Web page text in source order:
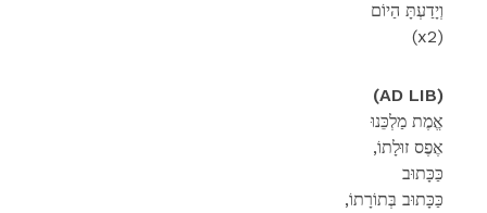
וְיָדַעְתָּ הַיוֹם
(x2)
(AD LIB)
אֱמֶת מַלְכֵּנוּ
,אֶפֶס זוּלָתוֹ
כַּכָּתוּב
,כַּכָּתוּב בְּתוֹרָתוֹ